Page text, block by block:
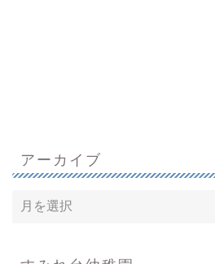
アーカイブ